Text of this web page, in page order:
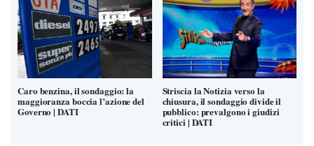
Caro benzina, il sondaggio: la
maggioranza boccia l’azione del
Governo | DATI
Striscia la Notizia verso la
chiusura, il sondaggio divide il
pubblico: prevalgono i giudizi
critici | DATI